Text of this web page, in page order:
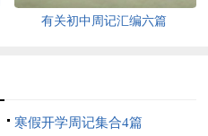
有关初中周记汇编六篇
寒假开学周记集合4篇